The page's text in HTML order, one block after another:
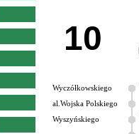
10
Wyczółkowskiego
al.Wojska Polskiego
Wyszyńskiego